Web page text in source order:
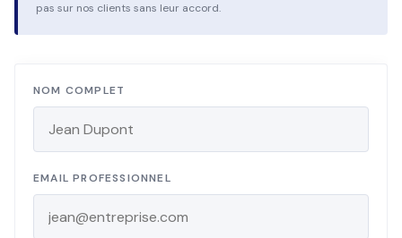
pas sur nos clients sans leur accord.
NOM COMPLET
EMAIL PROFESSIONNEL